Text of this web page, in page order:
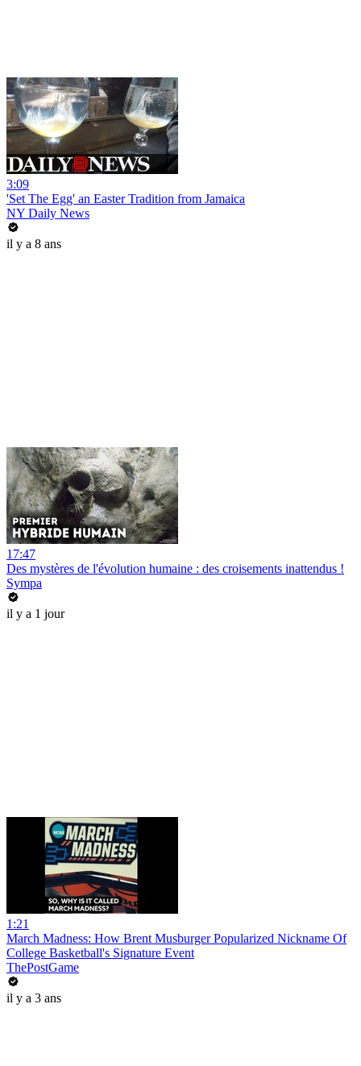
3:09
'Set The Egg' an Easter Tradition from Jamaica
NY Daily News
il y a 8 ans
17:47
Des mystères de l'évolution humaine : des croisements inattendus !
Sympa
il y a 1 jour
1:21
March Madness: How Brent Musburger Popularized Nickname Of
College Basketball's Signature Event
ThePostGame
il y a 3 ans